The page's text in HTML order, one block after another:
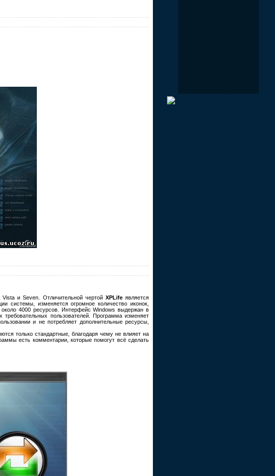
и Seven. Отличительной чертой XPLifeявляется
системы, изменяется огромное количество иконок,
4000 ресурсов. Интерфейс Windows выдержан в
пользователей. Программа изменяет
и не потребляет дополнительные ресурсы,
только стандартные, благодаря чему не влияет на
есть комментарии, которые помогут всё сделать